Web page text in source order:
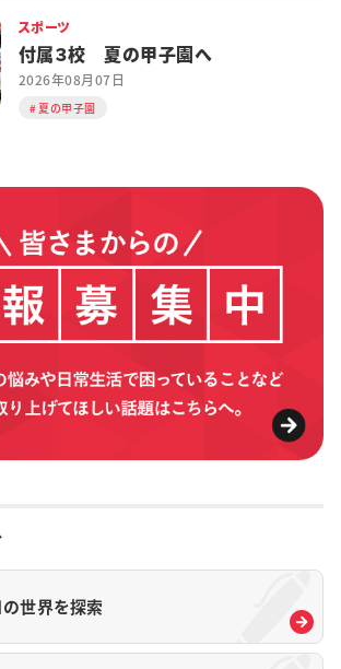
スポーツ
付属３校 夏の甲子園へ
2026年08月07日
夏の甲子園
世界を探索